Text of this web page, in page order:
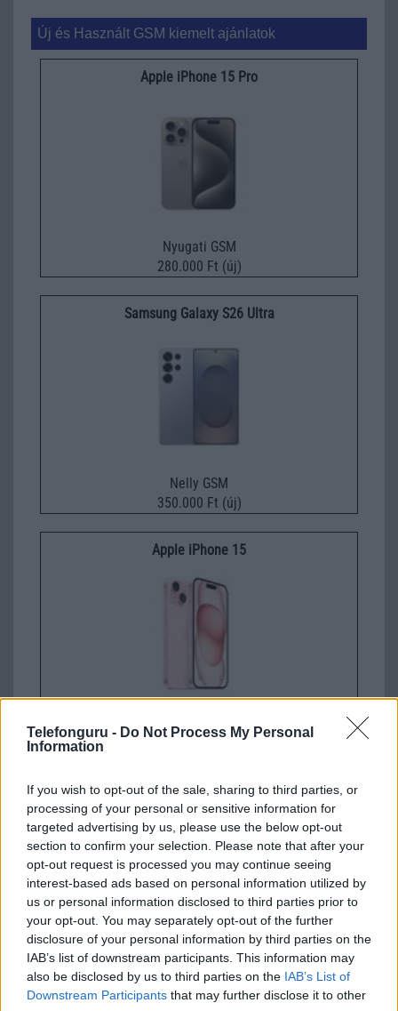
Telefonguru - Do Not Process My Personal
Information
If you wish to opt-out of the sale, sharing to third parties, or
processing of your personal or sensitive information for
targeted advertising by us, please use the below opt-out
section to confirm your selection. Please note that after your
opt-out request is processed you may continue seeing
interest-based ads based on personal information utilized by
us or personal information disclosed to third parties prior to
your opt-out. You may separately opt-out of the further
disclosure of your personal information by third parties on the
IAB’s list of downstream participants. This information may
also be disclosed by us to third parties on the IAB’s List of
Downstream Participants that may further disclose it to other
Új és Használt GSM kiemelt ajánlatok
Apple iPhone 15 Pro
Nyugati GSM
280.000 Ft (új)
Samsung Galaxy S26 Ultra
Nelly GSM
350.000 Ft (új)
Apple iPhone 15
269.000 Ft (új)
Számos népszerű Samsung Galaxy
készülék kimarad a One UI 9
frissítésből – itt a lista az érintett
modellekről
2026.06.30 | Phone Arena
A One UI 9 érkezése új mesterséges intelligencia-
funkciókat és továbbfejlesztett kezelőfelületet hoz,
azonban több korábbi csúcskategóriás és középkategóriás
Galaxy készülék számára ez lesz az út vége.